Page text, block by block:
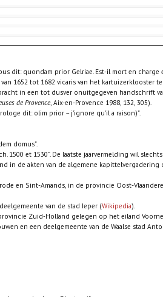
dit: quondam prior Gelriae. Est-il mort en
van 1652 tot 1682 vicaris van het
in een tot dusver onuitgegeven handschrift
de Provence, Aix-en-Provence 1988, 132, 305).
dit: olim prior – j’ignore qu’il a raison)”.
domus”.
1500 et 1530”. De laatste jaarvermelding wil
de akten van de algemene kapittelvergadering
en Sint-Amands, in de provincie Oost-
van de stad Ieper (Wikipedia).
Zuid-Holland gelegen op het eiland
en een deelgemeente van de Waalse stad